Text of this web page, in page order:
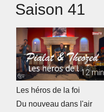
Saison 41
12 min
Les héros de la foi
Du nouveau dans l'air